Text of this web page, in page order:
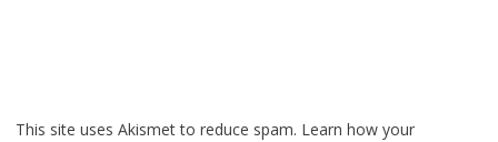
This site uses Akismet to reduce spam. Learn how your